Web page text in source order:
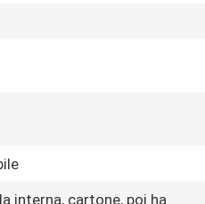
interna, cartone, poi ha